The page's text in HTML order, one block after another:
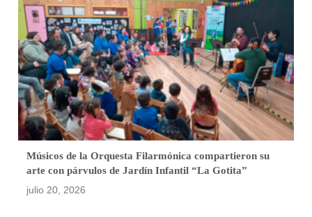
Músicos de la Orquesta Filarmónica compartieron su
arte con párvulos de Jardín Infantil “La Gotita”
julio 20, 2026